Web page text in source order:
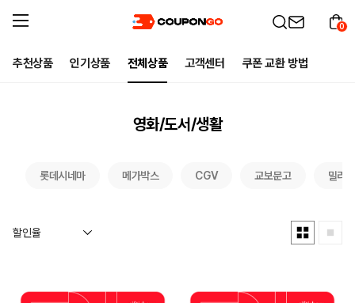
추천상품 인기상품 전체상품 고객센터 쿠폰 교환 방법
0
영화/도서/생활
롯데시네마 메가박스 CGV 교보문고 밀리